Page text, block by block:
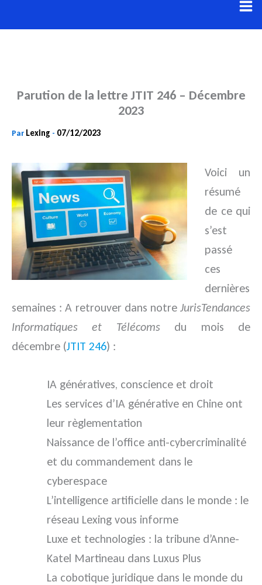
au
Parution de la lettre JTIT 246 – Décembre
2023
Par Lexing - 07/12/2023
Voici un
résumé
de ce qui
s’est
passé
ces
dernières
semaines : A retrouver dans notre JurisTendances
Informatiques et Télécoms du mois de
décembre (JTIT 246) :
IA génératives, conscience et droit
Les services d’IA générative en Chine ont
leur règlementation
Naissance de l’office anti-cybercriminalité
et du commandement dans le
cyberespace
L’intelligence artificielle dans le monde : le
réseau Lexing vous informe
Luxe et technologies : la tribune d’Anne-
Katel Martineau dans Luxus Plus
La cobotique juridique dans le monde du